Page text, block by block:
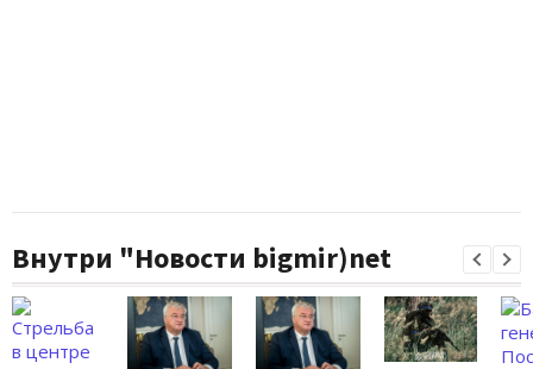
Внутри "Новости bigmir)net